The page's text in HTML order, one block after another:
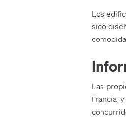
Los
sido
Las
Francia